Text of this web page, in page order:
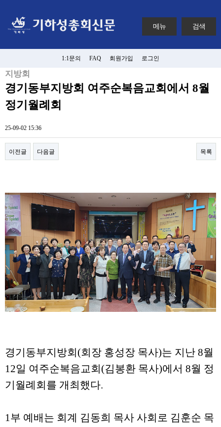
메뉴 검색
1:1문의 FAQ 회원가입 로그인
지방회
경기동부지방회 여주순복음교회에서 8월
정기월례회
25-09-02 15:36
이전글 다음글 목록
경기동부지방회(회장 홍성장 목사)는 지난 8월
12일 여주순복음교회(김봉환 목사)에서 8월 정
기월례회를 개최했다.
1부 예배는 회계 김동희 목사 사회로 김훈순 목